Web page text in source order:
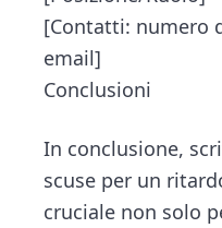
[Contatti: numero
email]
Conclusioni
In conclusione,
scuse per un
cruciale non solo